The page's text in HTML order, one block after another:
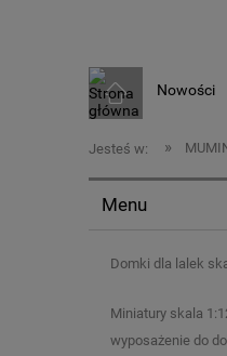
Nowości
Jesteś w: »
Menu
Domki dla lalek
Miniatury skala
wyposażenie do